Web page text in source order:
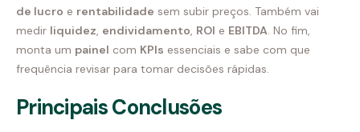
de lucro e rentabilidade sem subir preços. Também vai
medir liquidez, endividamento, ROI e EBITDA. No fim,
monta um painel com KPIs essenciais e sabe com que
frequência revisar para tomar decisões rápidas.
Principais Conclusões